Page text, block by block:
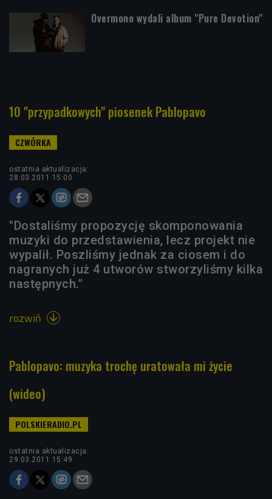
Overmono wydali album "Pure Devotion"
10 "przypadkowych" piosenek Pablopavo
ostatnia aktualizacja:
28.03.2011 15:00
"Dostaliśmy propozycję skomponowania
muzyki do przedstawienia, lecz projekt nie
wypalił. Poszliśmy jednak za ciosem i do
nagranych już 4 utworów stworzyliśmy kilka
następnych."
rozwiń 
Pablopavo: muzyka trochę uratowała mi życie
(wideo)
ostatnia aktualizacja:
29.03.2011 15:49